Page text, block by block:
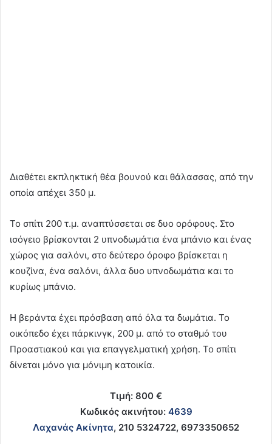
Διαθέτει εκπληκτική θέα βουνού και θάλασσας, από την
οποία απέχει 350 μ.
Το σπίτι 200 τ.μ. αναπτύσσεται σε δυο ορόφους. Στο
ισόγειο βρίσκονται 2 υπνοδωμάτια ένα μπάνιο και ένας
χώρος για σαλόνι, στο δεύτερο όροφο βρίσκεται η
κουζίνα, ένα σαλόνι, άλλα δυο υπνοδωμάτια και το
κυρίως μπάνιο.
Η βεράντα έχει πρόσβαση από όλα τα δωμάτια. Το
οικόπεδο έχει πάρκινγκ, 200 μ. από το σταθμό του
Προαστιακού και για επαγγελματική χρήση. Το σπίτι
δίνεται μόνο για μόνιμη κατοικία.
Τιμή: 800 €
Κωδικός ακινήτου: 4639
Λαχανάς Ακίνητα, 210 5324722, 6973350652